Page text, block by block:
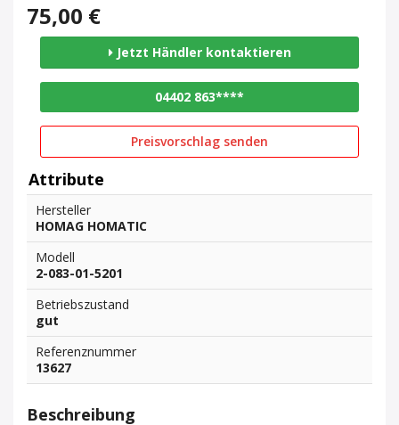
75,00 €
Jetzt Händler kontaktieren
04402 863****
Preisvorschlag senden
Attribute
Hersteller
HOMAG HOMATIC
Modell
2-083-01-5201
Betriebszustand
gut
Referenznummer
13627
Beschreibung